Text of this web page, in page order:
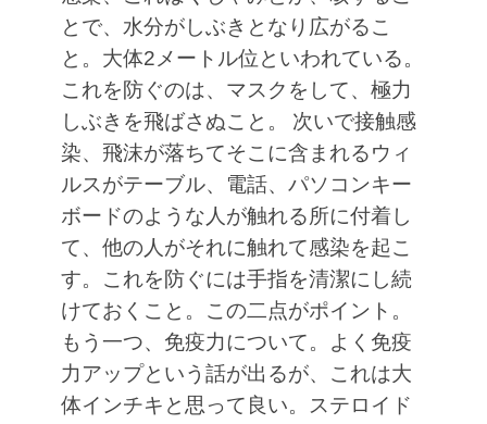
とで、水分がしぶきとなり広がるこ
と。大体2メートル位といわれている。
これを防ぐのは、マスクをして、極力
しぶきを飛ばさぬこと。
次いで接触感
染、飛沫が落ちてそこに含まれるウィ
ルスがテーブル、電話、パソコンキー
ボードのような人が触れる所に付着し
て、他の人がそれに触れて感染を起こ
す。これを防ぐには手指を清潔にし続
けておくこと。この二点がポイント。
もう一つ、免疫力について。よく免疫
力アップという話が出るが、これは大
体インチキと思って良い。ステロイド